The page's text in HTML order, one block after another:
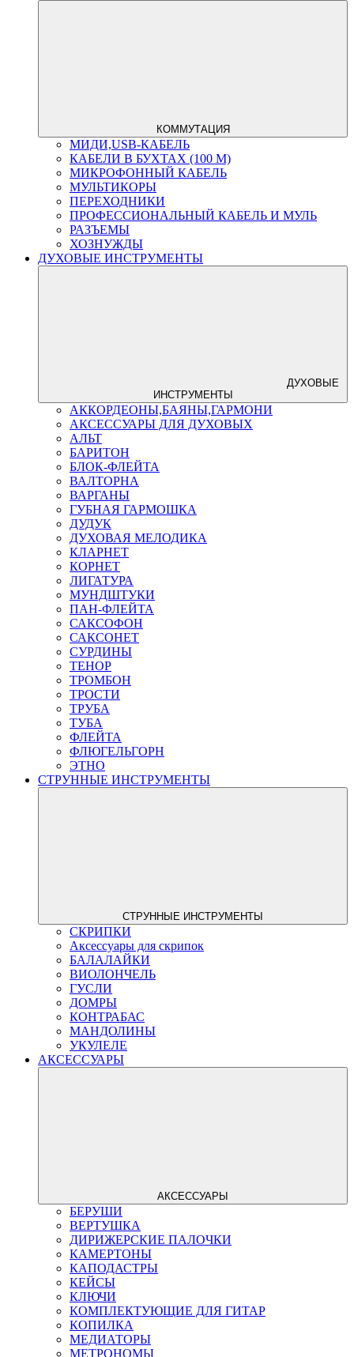
КОММУТАЦИЯ
МИДИ,USB-КАБЕЛЬ
КАБЕЛИ В БУХТАХ (100 М)
МИКРОФОННЫЙ КАБЕЛЬ
МУЛЬТИКОРЫ
ПЕРЕХОДНИКИ
ПРОФЕССИОНАЛЬНЫЙ КАБЕЛЬ И МУЛЬ
РАЗЪЕМЫ
ХОЗНУЖДЫ
ДУХОВЫЕ ИНСТРУМЕНТЫ
ДУХОВЫЕ
ИНСТРУМЕНТЫ
АККОРДЕОНЫ,БАЯНЫ,ГАРМОНИ
АКСЕССУАРЫ ДЛЯ ДУХОВЫХ
АЛЬТ
БАРИТОН
БЛОК-ФЛЕЙТА
ВАЛТОРНА
ВАРГАНЫ
ГУБНАЯ ГАРМОШКА
ДУДУК
ДУХОВАЯ МЕЛОДИКА
КЛАРНЕТ
КОРНЕТ
ЛИГАТУРА
МУНДШТУКИ
ПАН-ФЛЕЙТА
САКСОФОН
САКСОНЕТ
СУРДИНЫ
ТЕНОР
ТРОМБОН
ТРОСТИ
ТРУБА
ТУБА
ФЛЕЙТА
ФЛЮГЕЛЬГОРН
ЭТНО
СТРУННЫЕ ИНСТРУМЕНТЫ
СТРУННЫЕ ИНСТРУМЕНТЫ
СКРИПКИ
Аксессуары для скрипок
БАЛАЛАЙКИ
ВИОЛОНЧЕЛЬ
ГУСЛИ
ДОМРЫ
КОНТРАБАС
МАНДОЛИНЫ
УКУЛЕЛЕ
АКСЕССУАРЫ
АКСЕССУАРЫ
БЕРУШИ
ВЕРТУШКА
ДИРИЖЕРСКИЕ ПАЛОЧКИ
КАМЕРТОНЫ
КАПОДАСТРЫ
КЕЙСЫ
КЛЮЧИ
КОМПЛЕКТУЮЩИЕ ДЛЯ ГИТАР
КОПИЛКА
МЕДИАТОРЫ
МЕТРОНОМЫ